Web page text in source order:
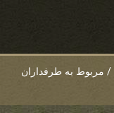
/ مربوط به طرفداران